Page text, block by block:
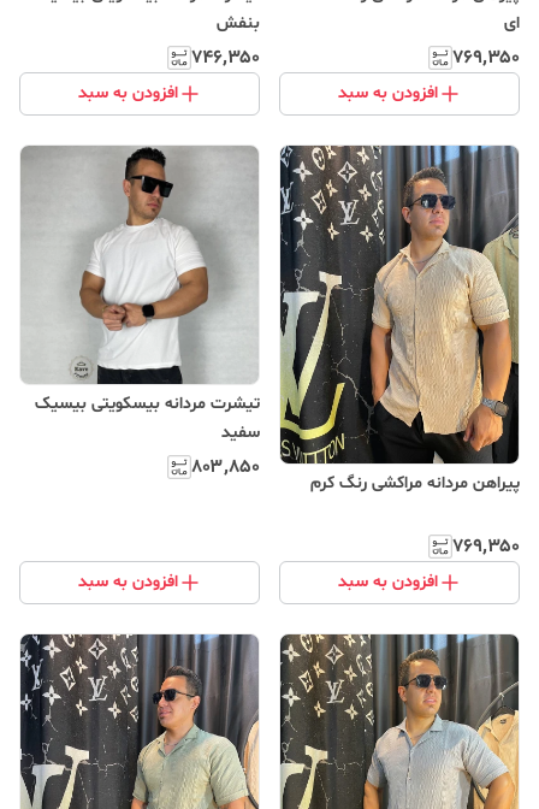
ای
۷۶۹٬۳۵۰
افزودن به سبد
بنفش
۷۴۶٬۳۵۰
افزودن به سبد
پیراهن مردانه مراکشی رنگ کرم
۷۶۹٬۳۵۰
افزودن به سبد
تیشرت مردانه بیسکویتی بیسیک
سفید
۸۰۳٬۸۵۰
افزودن به سبد